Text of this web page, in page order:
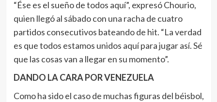
“Ése es el sueño de todos aquí”, expresó Chourio,
quien llegó al sábado con una racha de cuatro
partidos consecutivos bateando de hit. “La verdad
es que todos estamos unidos aquí para jugar así. Sé
que las cosas van a llegar en su momento”.
DANDO LA CARA POR VENEZUELA
Como ha sido el caso de muchas figuras del béisbol,